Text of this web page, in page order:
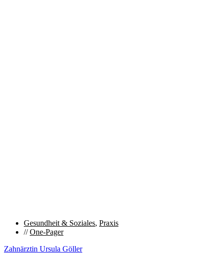
Gesundheit & Soziales, Praxis
// One-Pager
Zahnärztin Ursula Göller